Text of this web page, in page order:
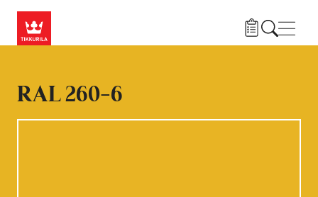
RAL 260-6